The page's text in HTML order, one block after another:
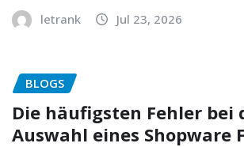
letrank Jul 23, 2026
BLOGS
Die häufigsten Fehler bei
Auswahl eines Shopware